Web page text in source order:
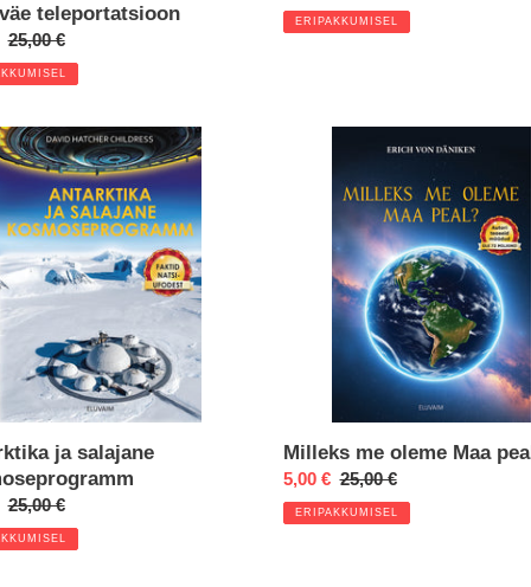
teleportatsioon
Regular
price
25,00 €
price
ERIPAKKUMISEL
ja salajane
Regular
price
25,00 €
Milleks me oleme Maa
Eripakkumine
5,00 € Regular
price
25,00 €
ERIPAKKUMISEL